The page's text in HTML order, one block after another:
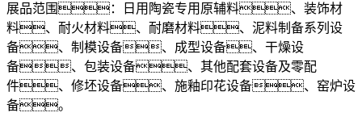
展品范围：日用陶瓷专用原辅料、装饰材
料、耐火材料、耐磨材料、泥料制备系列设
备、制模设备、成型设备、干燥设
备、包装设备、其他配套设备及零配
件、修坯设备、施釉印花设备、窑炉设
备。